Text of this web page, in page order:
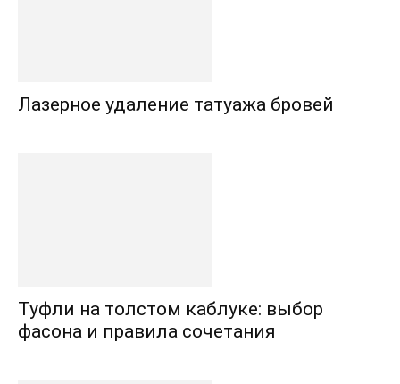
Лазерное удаление татуажа бровей
Туфли на толстом каблуке: выбор
фасона и правила сочетания